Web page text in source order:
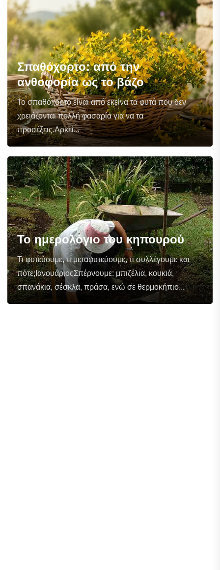
Σπαθόχορτο: από την
ανθοφορία ως το βάζο
Το σπαθόχορτο είναι από εκείνα τα φυτά που δεν
χρειάζονται πολλή φασαρία για να τα
προσέξεις.Αρκεί...
Το ημερολόγιο του κηπουρού
Τι φυτεύουμε, τι μεταφυτεύουμε, τι συλλέγουμε και
πότε;ΙανουάριοςΣπέρνουμε: μπιζέλια, κουκιά,
σπανάκια, σέσκλα, πράσα, ενώ σε θερμοκήπιο...